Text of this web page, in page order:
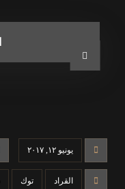
يونيو ١٢, ٢٠١٧
القراد توك